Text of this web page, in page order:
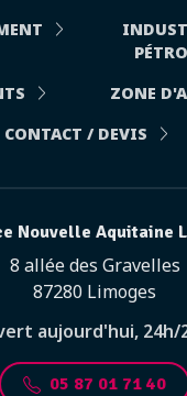
ZONE
CONTACT / DEVIS
Nouvelle Aquitaine
8 allée des Gravelles
87280 Limoges
aujourd'hui, 24h/
05 87 01 71 40